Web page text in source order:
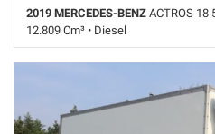
2019 MERCEDES-BENZ ACTROS 18 53
12.809 Cm³ • Diesel
567.000 Km • Cambio Automatico •
questi
strumenti
alla